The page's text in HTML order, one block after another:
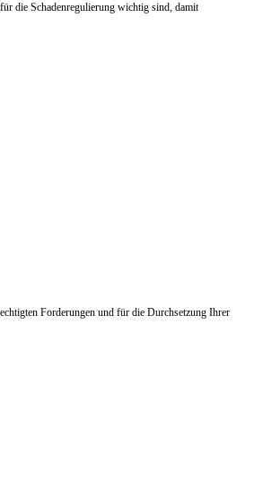
die Schadenregulierung wichtig sind, damit
Forderungen und für die Durchsetzung Ihrer